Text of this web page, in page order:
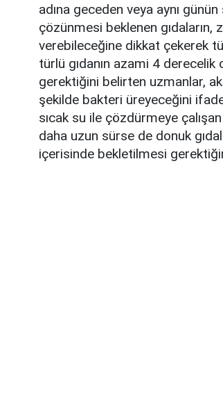
adına geceden veya aynı
çözünmesi beklenen gıdaların,
verebileceğine dikkat çekerek
türlü gıdanın azami 4 derecelik
gerektiğini belirten uzmanlar,
şekilde bakteri üreyeceğini ifade
sıcak su ile çözdürmeye
daha uzun sürse de donuk
içerisinde bekletilmesi